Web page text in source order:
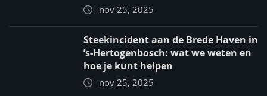
nov 25, 2025
Steekincident aan de Brede Haven in
’s‑Hertogenbosch: wat we weten en
hoe je kunt helpen
nov 25, 2025